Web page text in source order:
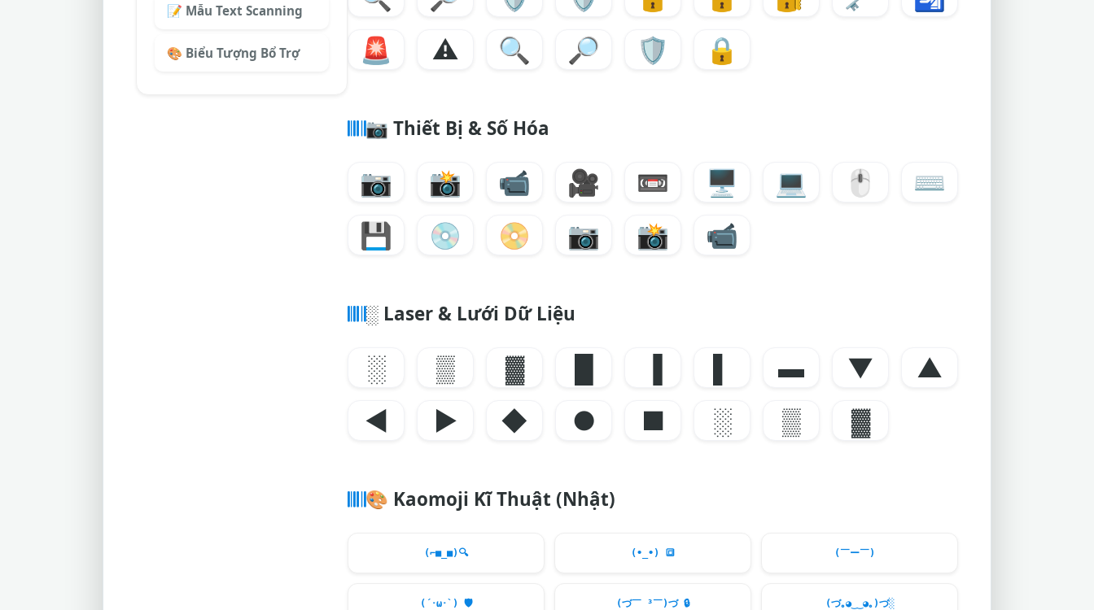
📝 Mẫu Text Scanning
🎨 Biểu Tượng Bổ Trợ
🚨
⚠️ 🔍 🔎 🛡️ 🔒
📷 Thiết Bị & Số Hóa
📷 📸 📹 🎥 📼 🖥️ 💻 🖱️
⌨️
💾
💿 📀 📷 📸 📹
░ Laser & Lưới Dữ Liệu
░ ▒ ▓ ▬ ▼
▲
◀
▶ ◆ ● ■ ░ ▒ ▓
🎨 Kaomoji Kĩ Thuật (Nhật)
(⌐■_■) 🔍 (•_•) 🔳 (￣ー￣)ゞ
(´･ω･`) 🛡️ (づ￣ ³￣)づ 🔒 (づ｡◕‿‿◕｡)づ░